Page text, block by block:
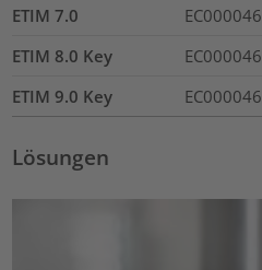
ETIM 7.0
EC000046
ETIM 8.0 Key
EC000046
ETIM 9.0 Key
EC000046
Lösungen